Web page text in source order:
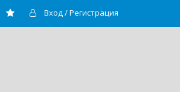
Вход / Регистрация